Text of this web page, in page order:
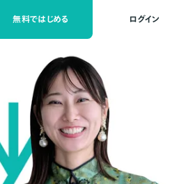
無料ではじめる ログイン